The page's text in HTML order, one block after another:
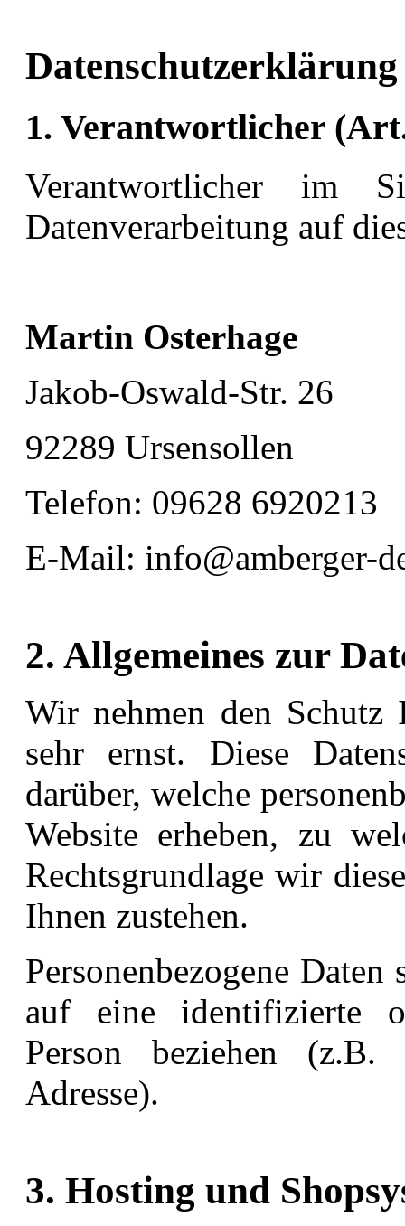
Datenschutzerklärung
1. Verantwortlicher
Verantwortlicher im
Datenverarbeitung auf
Martin Osterhage
Jakob-Oswald-Str. 26
92289 Ursensollen
Telefon: 09628 6920213
E-Mail: info@amberger-
2. Allgemeines zur
Wir nehmen den Schutz
sehr ernst. Diese
darüber, welche
Website erheben, zu
Rechtsgrundlage wir
Ihnen zustehen.
Personenbezogene
auf eine identifizierte
Person beziehen
Adresse).
3. Hosting und